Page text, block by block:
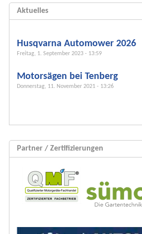
h
f
r
m
l
a
Aktuelles
Husqvarna Automower 2026
Freitag, 1. September 2023 - 13:59
Motorsägen bei Tenberg
Donnerstag, 11. November 2021 - 13:26
Partner / Zertifizierungen